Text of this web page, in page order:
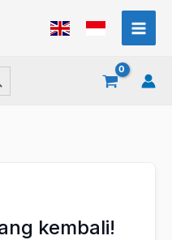
kembali!